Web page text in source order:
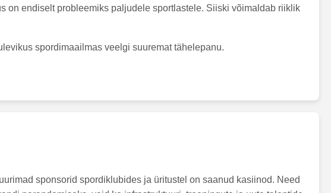
on endiselt probleemiks paljudele sportlastele. Siiski võimaldab riiklik
spordimaailmas veelgi suuremat tähelepanu.
sponsorid spordiklubides ja üritustel on saanud kasiinod. Need